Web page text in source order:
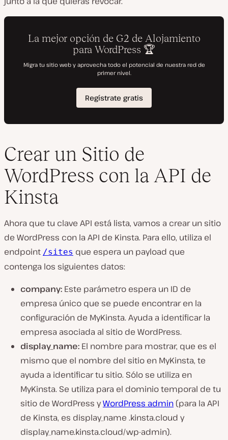
Crear un Sitio de
WordPress con la API de
Kinsta
Ahora que tu clave API está lista, vamos a crear un sitio
de WordPress con la API de Kinsta. Para ello, utiliza el
endpoint /sites que espera un payload que
contenga los siguientes datos:
company: Este parámetro espera un ID de
empresa único que se puede encontrar en la
configuración de MyKinsta. Ayuda a identificar la
empresa asociada al sitio de WordPress.
display_name: El nombre para mostrar, que es el
mismo que el nombre del sitio en MyKinsta, te
ayuda a identificar tu sitio. Sólo se utiliza en
MyKinsta. Se utiliza para el dominio temporal de tu
sitio de WordPress yWordPress admin (para la API
de Kinsta, es display_name .kinsta.cloud y
display_name.kinsta.cloud/wp-admin).